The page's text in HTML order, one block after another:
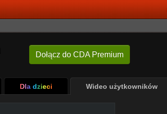
Dołącz do CDA Premium
Dla dzieci Wideo użytkowników